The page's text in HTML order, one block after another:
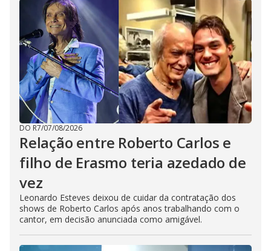
DO R7/07/08/2026
Relação entre Roberto Carlos e
filho de Erasmo teria azedado de
vez
Leonardo Esteves deixou de cuidar da contratação dos
shows de Roberto Carlos após anos trabalhando com o
cantor, em decisão anunciada como amigável.